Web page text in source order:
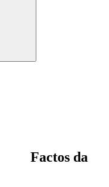
Factos da